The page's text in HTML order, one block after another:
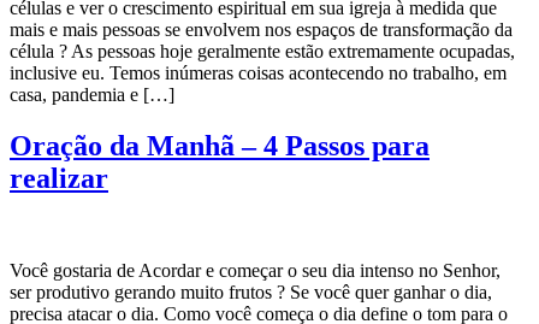
células e ver o crescimento espiritual em sua igreja à medida que
mais e mais pessoas se envolvem nos espaços de transformação da
célula ? As pessoas hoje geralmente estão extremamente ocupadas,
inclusive eu. Temos inúmeras coisas acontecendo no trabalho, em
casa, pandemia e […]
Oração da Manhã – 4 Passos para
realizar
Você gostaria de Acordar e começar o seu dia intenso no Senhor,
ser produtivo gerando muito frutos ? Se você quer ganhar o dia,
precisa atacar o dia. Como você começa o dia define o tom para o